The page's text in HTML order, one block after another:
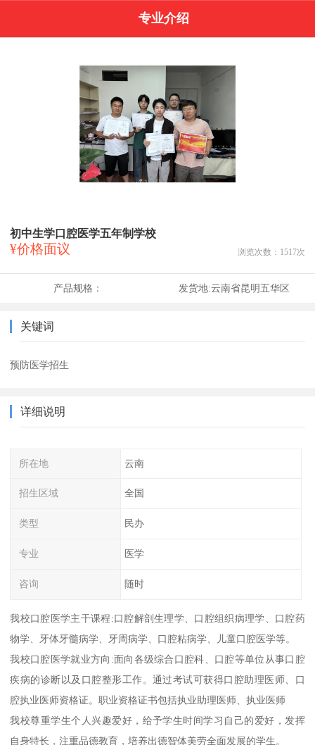
专业介绍
初中生学口腔医学五年制学校
¥价格面议 浏览次数： 1517次
产品规格： 发货地:云南省昆明五华区
关键词
预防医学招生
详细说明
所在地 云南
招生区域 全国
类型 民办
专业 医学
咨询 随时
我校口腔医学主干课程:口腔解剖生理学、口腔组织病理学、口腔药
物学、牙体牙髓病学、牙周病学、口腔粘病学、儿童口腔医学等。
我校口腔医学就业方向:面向各级综合口腔科、口腔等单位从事口腔
疾病的诊断以及口腔整形工作。通过考试可获得口腔助理医师、口
腔执业医师资格证。职业资格证书包括执业助理医师、执业医师
我校尊重学生个人兴趣爱好，给予学生时间学习自己的爱好，发挥
自身特长，注重品德教育，培养出德智体美劳全面发展的学生。